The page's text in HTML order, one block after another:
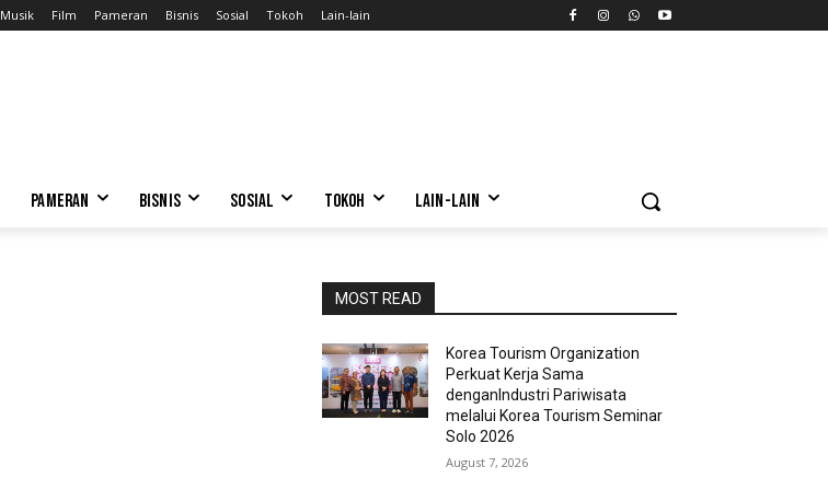
Musik Film Pameran Bisnis Sosial Tokoh Lain-lain
PAMERAN BISNIS SOSIAL TOKOH LAIN-LAIN
MOST READ
Korea Tourism Organization
Perkuat Kerja Sama
denganIndustri Pariwisata
melalui Korea Tourism Seminar
Solo 2026
August 7, 2026